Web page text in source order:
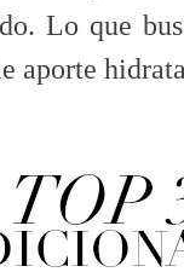
Lo que
aporte